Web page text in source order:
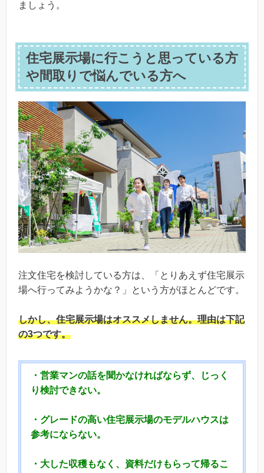
ましょう。
住宅展示場に行こうと思っている方
や間取りで悩んでいる方へ
注文住宅を検討している方は、「とりあえず住宅展示
場へ行ってみようかな？」という方がほとんどです。
しかし、住宅展示場はオススメしません。理由は下記
の3つです。
・営業マンの話を聞かなければならず、じっく
り検討できない。
・グレードの高い住宅展示場のモデルハウスは
参考にならない。
・大した収穫もなく、資料だけもらって帰るこ